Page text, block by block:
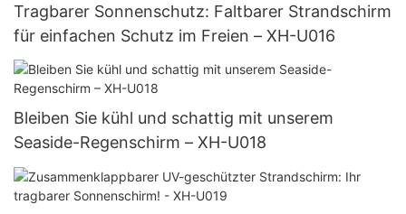
Tragbarer Sonnenschutz: Faltbarer Strandschirm
für einfachen Schutz im Freien – XH-U016
Bleiben Sie kühl und schattig mit unserem
Seaside-Regenschirm – XH-U018